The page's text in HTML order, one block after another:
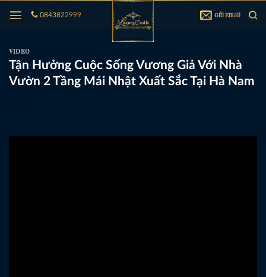
qua
dung
0843822999 Gửi Email
VIDEO
Tận Hưởng Cuộc Sống Vương Giả Với Nhà
Vườn 2 Tầng Mái Nhật Xuất Sắc Tại Hà Nam